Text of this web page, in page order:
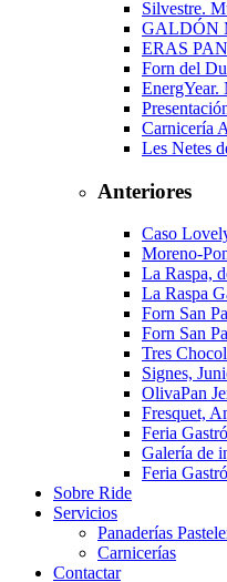
Silvestre.
GALDÓN
ERAS
Forn del
Carnicería
Les Netes
Anteriores
Caso
Moreno-
La Raspa,
La Raspa
Forn San
Forn San
Tres
Signes,
OlivaPan
Fresquet,
Feria
Galería de
Feria
Sobre Ride
Servicios
Panaderías
Carnicerías
Contactar